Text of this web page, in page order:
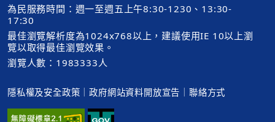
為民服務時間：週一至週五上午8:30-1230、13:30-
17:30
最佳瀏覽解析度為1024x768以上，建議使用IE 10以上瀏
覽以取得最佳瀏覽效果。
瀏覽人數：1983333人
隱私權及安全政策 ｜政府網站資料開放宣告 ｜聯絡方式